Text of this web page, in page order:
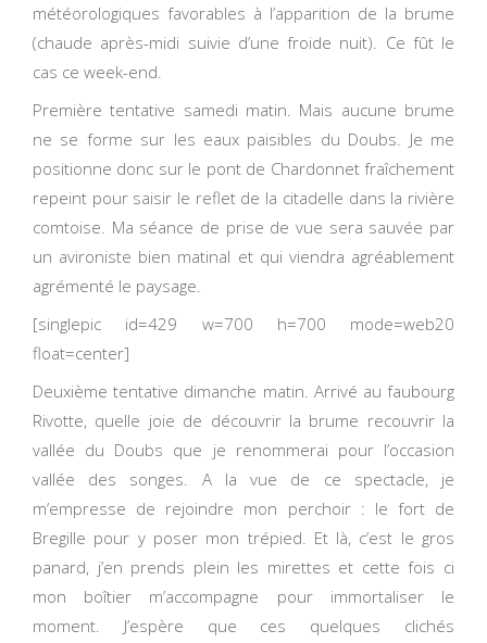
météorologiques favorables à l’apparition de la brume
(chaude après-midi suivie d’une froide nuit). Ce fût le
cas ce week-end.
Première tentative samedi matin. Mais aucune brume
ne se forme sur les eaux paisibles du Doubs. Je me
positionne donc sur le pont de Chardonnet fraîchement
repeint pour saisir le reflet de la citadelle dans la rivière
comtoise. Ma séance de prise de vue sera sauvée par
un avironiste bien matinal et qui viendra agréablement
agrémenté le paysage.
[singlepic id=429 w=700 h=700 mode=web20
float=center]
Deuxième tentative dimanche matin. Arrivé au faubourg
Rivotte, quelle joie de découvrir la brume recouvrir la
vallée du Doubs que je renommerai pour l’occasion
vallée des songes. A la vue de ce spectacle, je
m’empresse de rejoindre mon perchoir : le fort de
Bregille pour y poser mon trépied. Et là, c’est le gros
panard, j’en prends plein les mirettes et cette fois ci
mon boîtier m’accompagne pour immortaliser le
moment. J’espère que ces quelques clichés